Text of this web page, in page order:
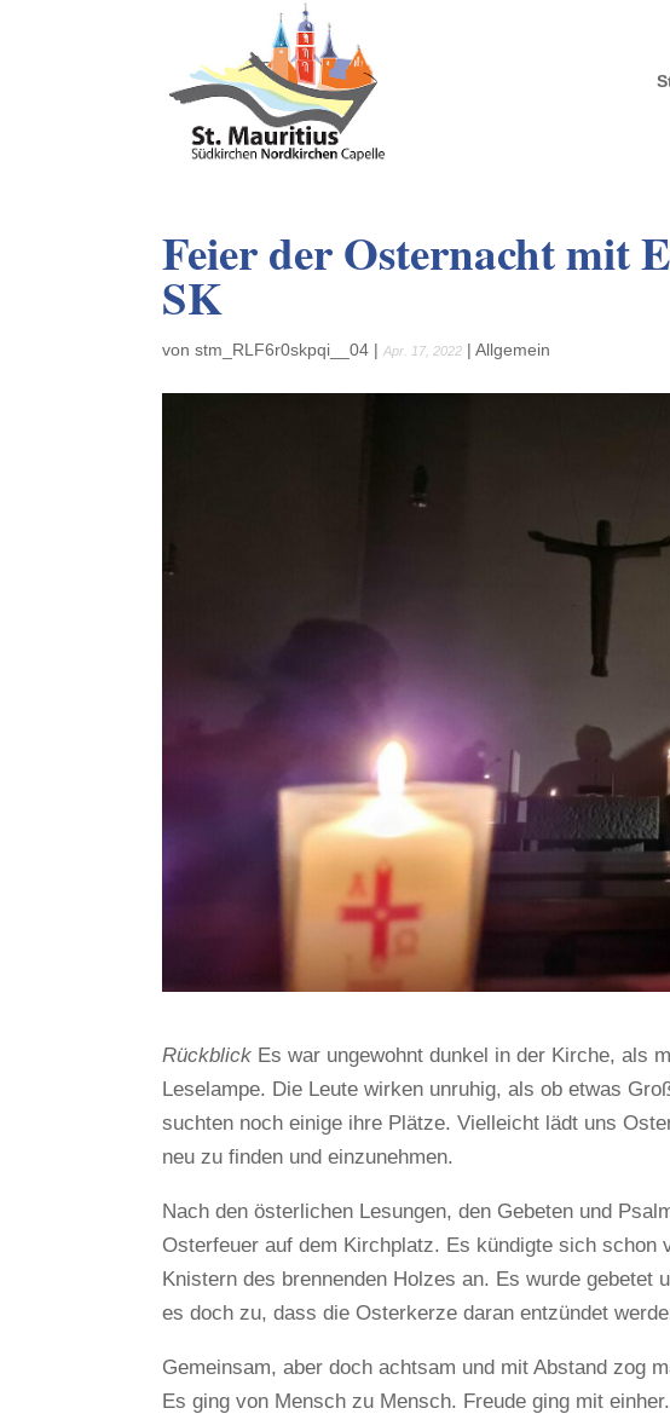
Feier der Osternacht mit
SK
vonstm_RLF6r0skpqi__04 |Apr. 17, 2022 |Allgemein
Rückblick Es war ungewohnt dunkel in der Kirche, als
Leselampe. Die Leute wirken unruhig, als ob etwas
suchten noch einige ihre Plätze. Vielleicht lädt uns
neu zu finden und einzunehmen.
Nach den österlichen Lesungen, den Gebeten und
Osterfeuer auf dem Kirchplatz. Es kündigte sich schon
Knistern des brennenden Holzes an. Es wurde gebetet
es doch zu, dass die Osterkerze daran entzündet
Gemeinsam, aber doch achtsam und mit Abstand zog
Es ging von Mensch zu Mensch. Freude ging mit